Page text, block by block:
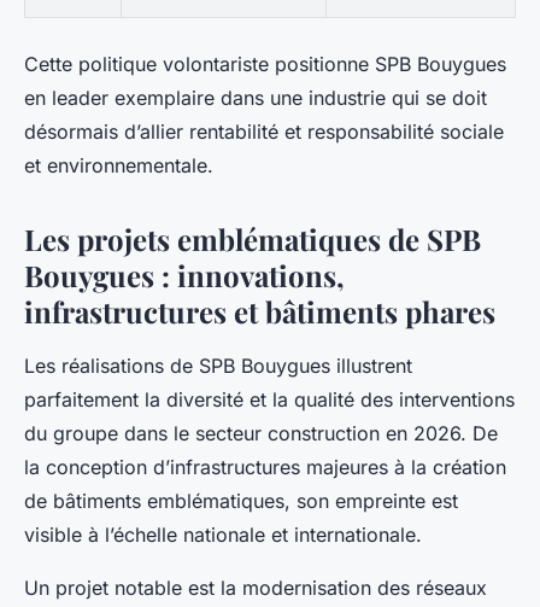
Cette politique volontariste positionne SPB Bouygues
en leader exemplaire dans une industrie qui se doit
désormais d’allier rentabilité et responsabilité sociale
et environnementale.
Les projets emblématiques de SPB
Bouygues : innovations,
infrastructures et bâtiments phares
Les réalisations de SPB Bouygues illustrent
parfaitement la diversité et la qualité des interventions
du groupe dans le secteur construction en 2026. De
la conception d’infrastructures majeures à la création
de bâtiments emblématiques, son empreinte est
visible à l’échelle nationale et internationale.
Un projet notable est la modernisation des réseaux